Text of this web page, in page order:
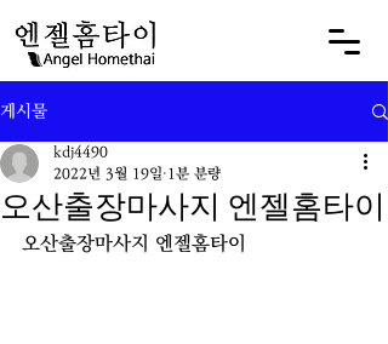
게시물
오산출장마사지 엔젤홈타이
kdj4490
2022년 3월 19일 1분 분량
오산출장마사지 엔젤홈타이